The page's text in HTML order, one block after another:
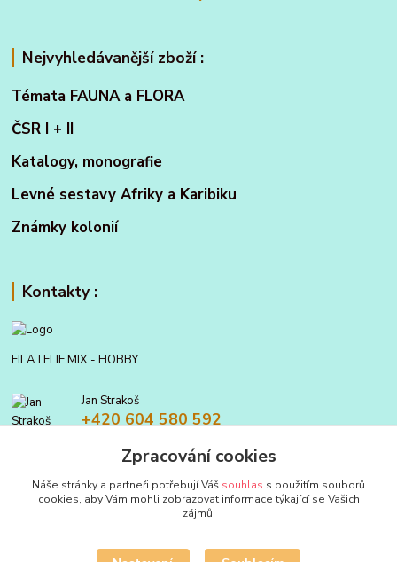
Nejvyhledávanější zboží :
Témata FAUNA a FLORA
ČSR I + II
Katalogy, monografie
Levné sestavy Afriky a Karibiku
Známky kolonií
Kontakty :
FILATELIE MIX - HOBBY
Jan Strakoš
+420 604 580 592
filatelie.mix@seznam.czZpracování cookies
Náše stránky a partneři potřebují Váš souhlas s použitím souborů
cookies, aby Vám mohli zobrazovat informace týkající se Vašich
zájmů.